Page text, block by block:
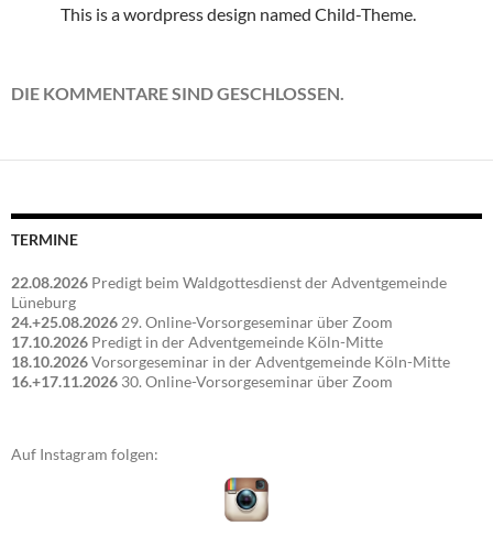
This is a wordpress design named Child-Theme.
DIE KOMMENTARE SIND GESCHLOSSEN.
TERMINE
22.08.2026 Predigt beim Waldgottesdienst der Adventgemeinde
Lüneburg
24.+25.08.202629. Online-Vorsorgeseminar über Zoom
17.10.2026 Predigt in der Adventgemeinde Köln-Mitte
18.10.2026Vorsorgeseminar in der Adventgemeinde Köln-Mitte
16.+17.11.2026 30. Online-Vorsorgeseminar über Zoom
Auf Instagram folgen: